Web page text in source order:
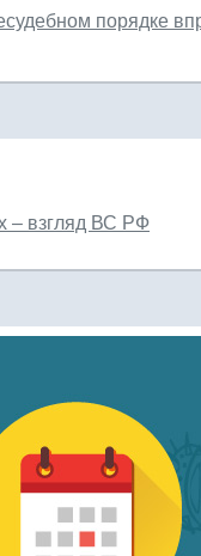
порядке
– взгляд ВС РФ